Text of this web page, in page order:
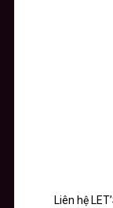
Liên hệ